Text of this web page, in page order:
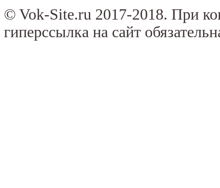
© Vok-Site.ru 2017-2018. При
гиперссылка на сайт